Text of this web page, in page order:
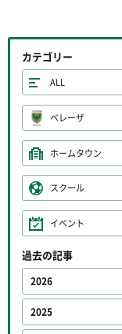
カテゴリー
ALL
ベレーザ
ホームタウン
スクール
イベント
過去の記事
2026
2025